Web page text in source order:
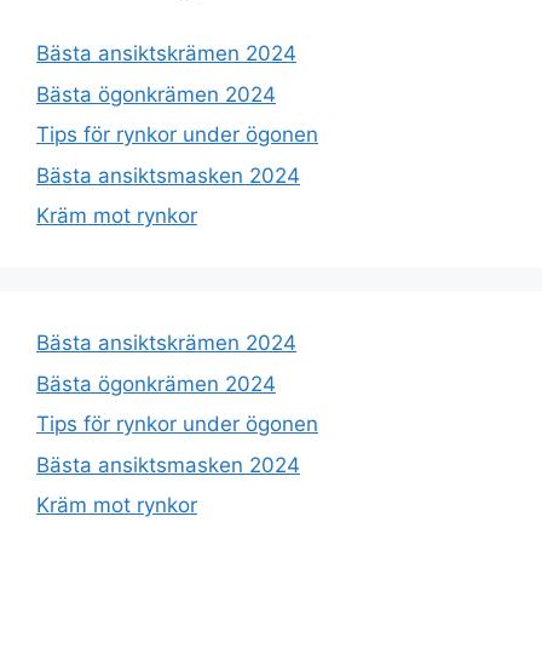
Bästa ansiktskrämen 2024
Bästa ögonkrämen 2024
Tips för rynkor under ögonen
Bästa ansiktsmasken 2024
Kräm mot rynkor
Bästa ansiktskrämen 2024
Bästa ögonkrämen 2024
Tips för rynkor under ögonen
Bästa ansiktsmasken 2024
Kräm mot rynkor